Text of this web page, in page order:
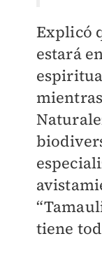
Explicó
estará
tiene